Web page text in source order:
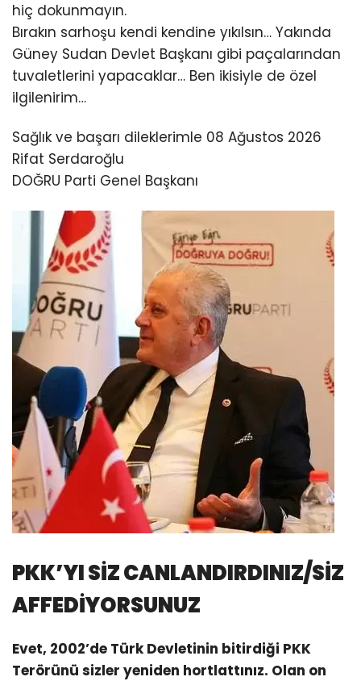
hiç dokunmayın.
Bırakın sarhoşu kendi kendine yıkılsın… Yakında
Güney Sudan Devlet Başkanı gibi paçalarından
tuvaletlerini yapacaklar… Ben ikisiyle de özel
ilgilenirim…
Sağlık ve başarı dileklerimle 08 Ağustos 2026
Rifat Serdaroğlu
DOĞRU Parti Genel Başkanı
PKK’YI SİZ CANLANDIRDINIZ/SİZ
AFFEDİYORSUNUZ
Evet, 2002’de Türk Devletinin bitirdiği PKK
Terörünü sizler yeniden hortlattınız. Olan on